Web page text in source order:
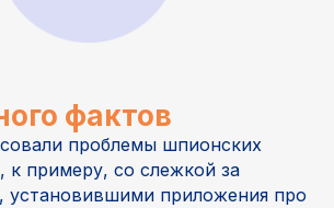
фактов
проблемы шпионских
к примеру, со слежкой за
установившими приложения про